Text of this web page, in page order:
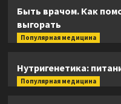
Быть врачом. Как
выгорать
Популярная медицина
Нутригенетика:
Популярная медицина